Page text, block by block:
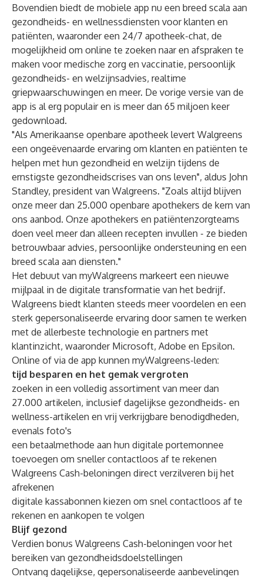
Bovendien biedt de mobiele app nu een breed scala aan
gezondheids- en wellnessdiensten voor klanten en
patiënten, waaronder een 24/7 apotheek-chat, de
mogelijkheid om online te zoeken naar en afspraken te
maken voor medische zorg en vaccinatie, persoonlijk
gezondheids- en welzijnsadvies, realtime
griepwaarschuwingen en meer. De vorige versie van de
app is al erg populair en is meer dan 65 miljoen keer
gedownload.
"Als Amerikaanse openbare apotheek levert Walgreens
een ongeëvenaarde ervaring om klanten en patiënten te
helpen met hun gezondheid en welzijn tijdens de
ernstigste gezondheidscrises van ons leven", aldus John
Standley, president van Walgreens. "Zoals altijd blijven
onze meer dan 25.000 openbare apothekers de kern van
ons aanbod. Onze apothekers en patiëntenzorgteams
doen veel meer dan alleen recepten invullen - ze bieden
betrouwbaar advies, persoonlijke ondersteuning en een
breed scala aan diensten."
Het debuut van myWalgreens markeert een nieuwe
mijlpaal in de digitale transformatie van het bedrijf.
Walgreens biedt klanten steeds meer voordelen en een
sterk gepersonaliseerde ervaring door samen te werken
met de allerbeste technologie en partners met
klantinzicht, waaronder Microsoft, Adobe en Epsilon.
Online of via de app kunnen myWalgreens-leden:
tijd besparen en het gemak vergroten
zoeken in een volledig assortiment van meer dan
27.000 artikelen, inclusief dagelijkse gezondheids- en
wellness-artikelen en vrij verkrijgbare benodigdheden,
evenals foto's
een betaalmethode aan hun digitale portemonnee
toevoegen om sneller contactloos af te rekenen
Walgreens Cash-beloningen direct verzilveren bij het
afrekenen
digitale kassabonnen kiezen om snel contactloos af te
rekenen en aankopen te volgen
Blijf gezond
Verdien bonus Walgreens Cash-beloningen voor het
bereiken van gezondheidsdoelstellingen
Ontvang dagelijkse, gepersonaliseerde aanbevelingen